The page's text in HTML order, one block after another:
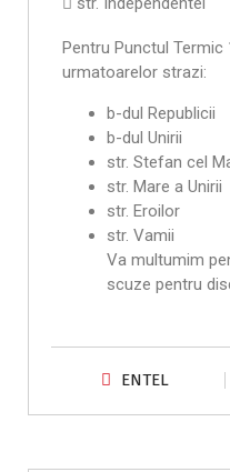
Pentru Punctul Termic
urmatoarelor strazi:
b-dul Republicii
b-dul Unirii
str. Stefan cel
str. Mare a Unirii
str. Eroilor
str. Vamii
Va multumim
scuze pentru
ENTEL